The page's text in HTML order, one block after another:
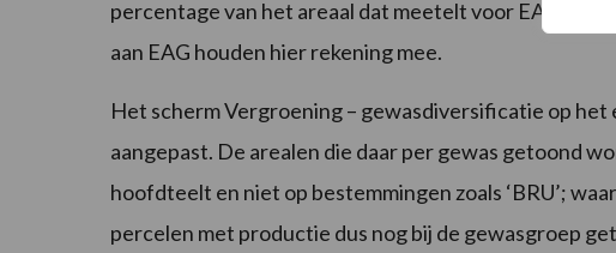
percentage van het areaal dat meetelt voor EAG. Ook
aan EAG houden hier rekening mee.
Het scherm Vergroening – gewasdiversificatie op
aangepast. De arealen die daar per gewas getoond
hoofdteelt en niet op bestemmingen zoals ‘BRU’;
percelen met productie dus nog bij de gewasgroep